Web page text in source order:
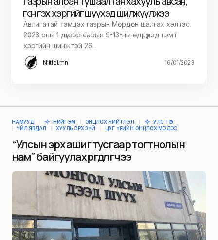
өгсөн гэх хэргийг шүүхэд шилжүүлжээ
Авлигатай тэмцэх газрын Мөрдөн шалгах хэлтэс
2023 оны 1 дүгээр сарын 9-13-ны өдрүүдэд гэмт
хэргийн шинжтэй 26…
Niitlel.mn 16/01/2023
НАМУУД НИЙГЭМ ОНЦЛОХ НИЙТЛЭЛ
УЛС ТӨР
ҮЙЛ ЯВДАЛ
ХУУЛЬ ЭРХ ЗҮЙ ЦАГ ҮЕИЙН ОНЦЛОХ МЭДЭЭ
“Улсын эрх ашиг тусгаар тогтнолын
нам” байгуулах өргөдөл өгчээ